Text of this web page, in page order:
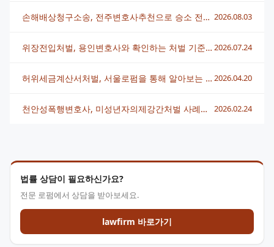
법률 상담이 필요하신가요?
전문 로펌에서 상담을 받아보세요.
lawfirm 바로가기
손해배상청구소송, 전주변호사추천으로 승소 전략 세우는 법 2026.08.03
위장전입처벌, 용인변호사와 확인하는 처벌 기준과 대응 전략 2026.07.24
허위세금계산서처벌, 서울로펌을 통해 알아보는 대응 전략과 감경 포인트 2026.04.20
천안성폭행변호사, 미성년자의제강간처벌 사례와 대응방안 총정리 2026.02.24